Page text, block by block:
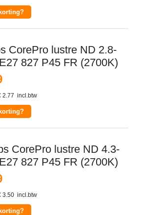
CorePro lustre ND 2.8-
827 P45 FR (2700K)
2.77 incl.btw
CorePro lustre ND 4.3-
827 P45 FR (2700K)
3.50 incl.btw